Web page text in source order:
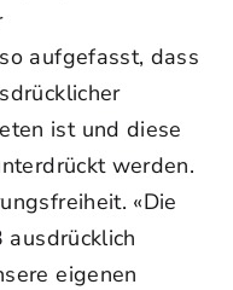
aufgefasst, dass
ist und diese
werden.
«Die
eigenen